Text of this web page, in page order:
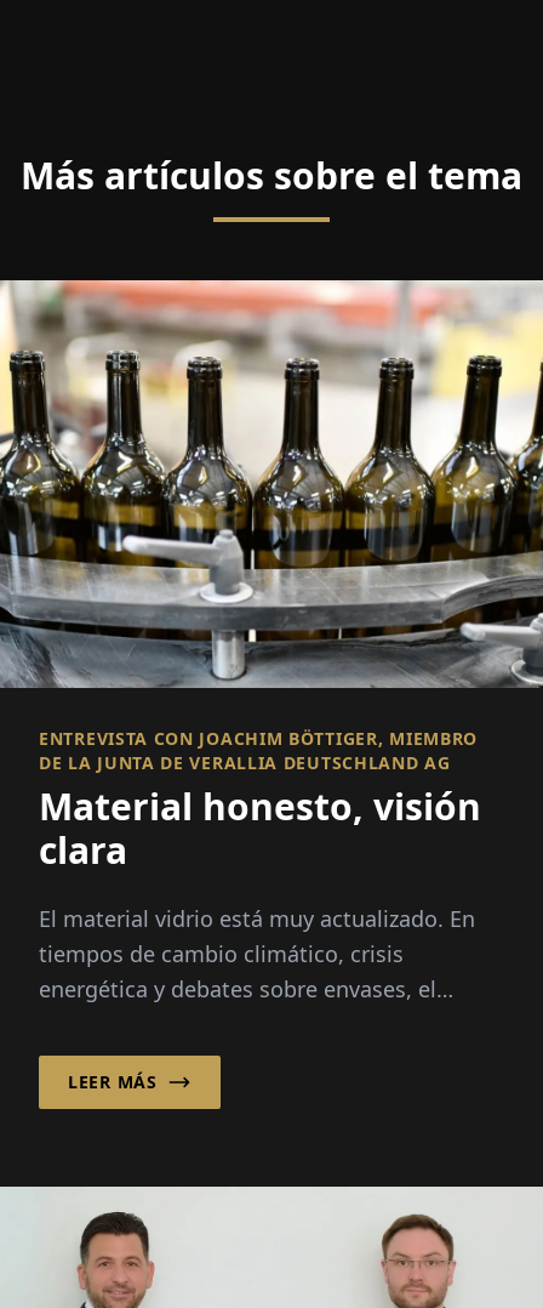
Más artículos sobre el tema
ENTREVISTA CON JOACHIM BÖTTIGER, MIEMBRO
DE LA JUNTA DE VERALLIA DEUTSCHLAND AG
Material honesto, visión
clara
El material vidrio está muy actualizado. En
tiempos de cambio climático, crisis
energética y debates sobre envases, el
infinitamente reciclable...
LEER MÁS